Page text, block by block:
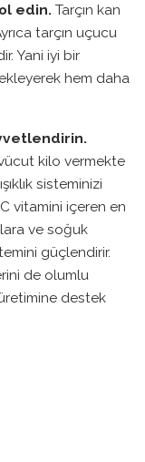
edin. Tarçın kan
tarçın uçucu
Yani iyi bir
ekleyerek hem daha
kilo vermekte
sisteminizi
vitamini içeren en
ve soğuk
güçlendirir.
de olumlu
destek